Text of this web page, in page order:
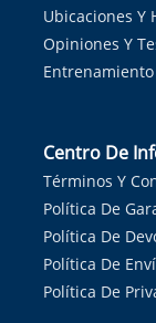
Ubicaciones Y
Opiniones Y
Entrenamiento
Centro De
Términos Y
Política De
Política De
Política De
Política De